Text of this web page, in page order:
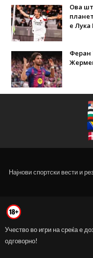
Ова
е
Феран
Најнови спортски вести и
Учество во игри на среќа е
одговорно!